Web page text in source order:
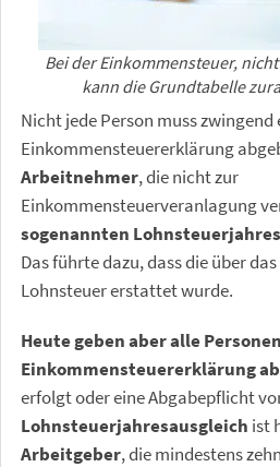
Bei der Einkommensteuer,
kann die Grundtabelle
Nicht jede Person muss zwingend
Einkommensteuererklärung
Arbeitnehmer, die nicht zur
Einkommensteuerveranlagung
sogenannten
Das führte dazu, dass die über
Lohnsteuer erstattet wurde.
Heute geben aber alle
Einkommensteuererklärung ab
erfolgt oder eine Abgabepflicht
Lohnsteuerjahresausgleich ist
Arbeitgeber, die mindestens